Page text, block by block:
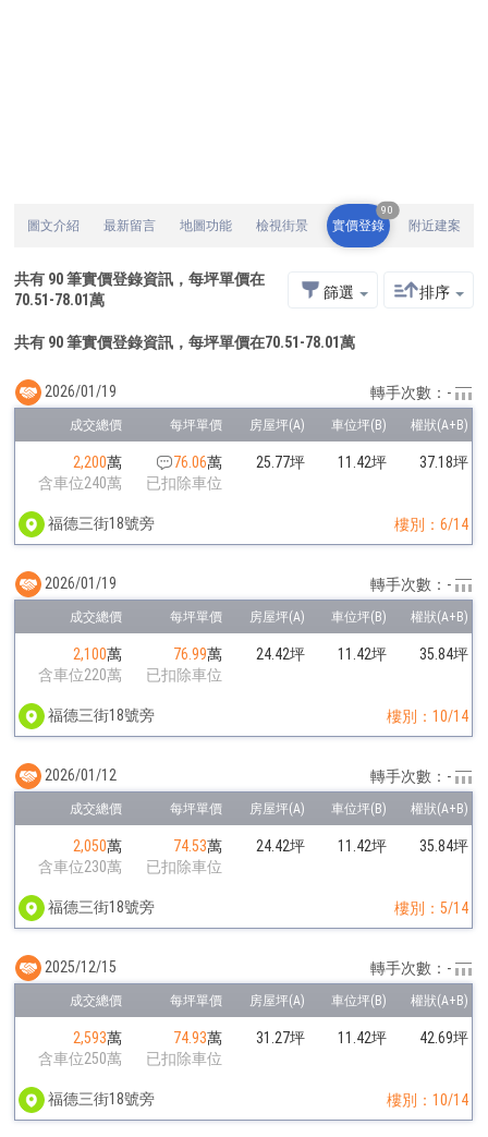
圖文介紹 最新留言 地圖功能 檢視街景 實價登錄
90
附近建案
共有 90筆實價登錄資訊，每坪單價在
70.51 -78.01萬 篩選 排序
共有 90 筆實價登錄資訊，每坪單價在70.51-78.01萬
2,200萬
含車位240萬
76.06萬
已扣除車位
25.77坪 11.42坪 37.18坪
福德三街18號旁 樓別：6/14
2026/01/19 轉手次數：-
2,100萬
含車位220萬
76.99萬
已扣除車位
24.42坪 11.42坪 35.84坪
福德三街18號旁 樓別：10/14
2026/01/19 轉手次數：-
2,050萬
含車位230萬
74.53萬
已扣除車位
24.42坪 11.42坪 35.84坪
福德三街18號旁 樓別：5/14
2026/01/12 轉手次數：-
2,593萬
含車位250萬
74.93萬
已扣除車位
31.27坪 11.42坪 42.69坪
福德三街18號旁 樓別：10/14
2025/12/15 轉手次數：-